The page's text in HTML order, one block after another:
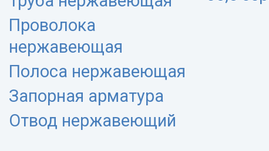
Проволока
нержавеющая
Полоса нержавеющая
Запорная арматура
Отвод нержавеющий